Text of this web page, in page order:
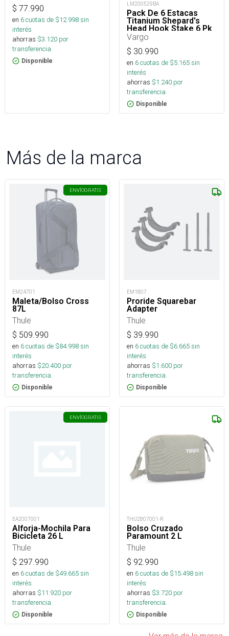
$ 77.990
en 6cuotas de $12.998sin
interés
ahorras $3.120 por
transferencia.
Disponible
LM200529BA
Pack De 6 Estacas
Titanium Shepard's
Head Hook Stake 6 Pk
Vargo
$ 30.990
en 6cuotas de $5.165sin
interés
ahorras $1.240 por
transferencia.
Disponible
Más de la marca
ENVÍOGRATIS
EM24701
Maleta/Bolso Cross
87L
Thule
$ 509.990
en 6cuotas de $84.998sin
interés
ahorras $20.400 por
transferencia.
Disponible
EM1807
Proride Squarebar
Adapter
Thule
$ 39.990
en 6cuotas de $6.665sin
interés
ahorras $1.600 por
transferencia.
Disponible
ENVÍOGRATIS
EA2007001
Alforja-Mochila Para
Bicicleta 26 L
Thule
$ 297.990
en 6cuotas de $49.665sin
interés
ahorras $11.920 por
transferencia.
Disponible
THU2807001-R
Bolso Cruzado
Paramount 2 L
Thule
$ 92.990
en 6cuotas de $15.498sin
interés
ahorras $3.720 por
transferencia.
Disponible